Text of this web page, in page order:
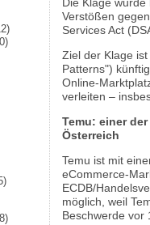
Verstößen
Services Act
Ziel der Klage
Patterns")
Online-
verleiten –
Temu: einer
Österreich
Temu ist mit
eCommerce-
ECDB/
möglich, weil
Beschwerde vor